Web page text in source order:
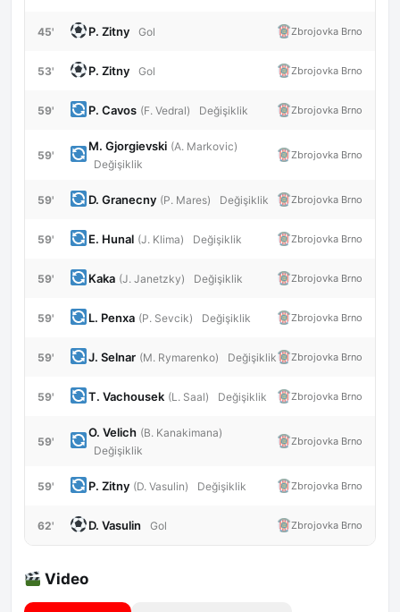
45' P. Zitny Gol Zbrojovka Brno
53' P. Zitny Gol Zbrojovka Brno
59' P. Cavos (F. Vedral) Değişiklik Zbrojovka Brno
59'
M. Gjorgievski (A. Markovic)
Değişiklik
Zbrojovka Brno
59' D. Granecny (P. Mares) Değişiklik Zbrojovka Brno
59' E. Hunal (J. Klima) Değişiklik Zbrojovka Brno
59' Kaka (J. Janetzky) Değişiklik Zbrojovka Brno
59' L. Penxa (P. Sevcik) Değişiklik Zbrojovka Brno
59' J. Selnar (M. Rymarenko) Değişiklik Zbrojovka Brno
59' T. Vachousek (L. Saal) Değişiklik Zbrojovka Brno
59'
O. Velich (B. Kanakimana)
Değişiklik
Zbrojovka Brno
59' P. Zitny (D. Vasulin) Değişiklik Zbrojovka Brno
62' D. Vasulin Gol Zbrojovka Brno
Video